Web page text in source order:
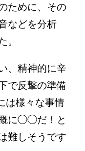
ために、その
などを分析
、精神的に辛
で反撃の準備
は様々な事情
に◯◯だ！と
難しそうです